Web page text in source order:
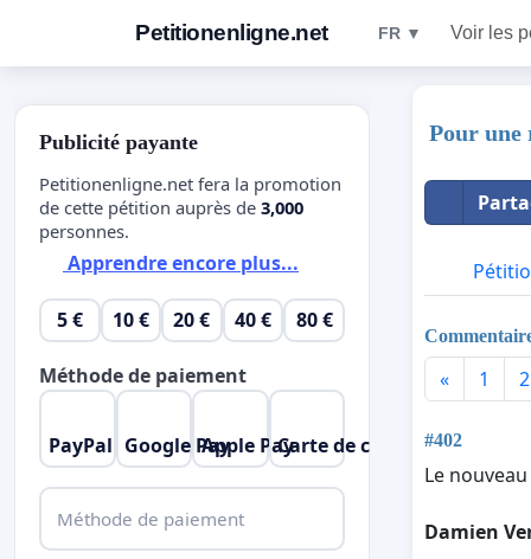
Petitionenligne.net FR ▼ Voir les
Pour une
« 1 2
#402
Le
Damien
Publicité payante
Petitionenligne.net fera la promotion
de cette pétition auprès de 3,000
personnes.
Apprendre encore plus...
5 € 10 € 20 € 40 € 80 €
Méthode de paiement
PayPal Google PayApple PayCarte de crédit
Méthode de paiement